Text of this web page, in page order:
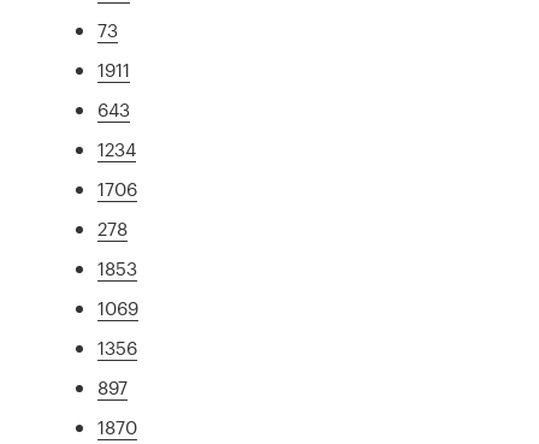
73
1911
643
1234
1706
278
1853
1069
1356
897
1870